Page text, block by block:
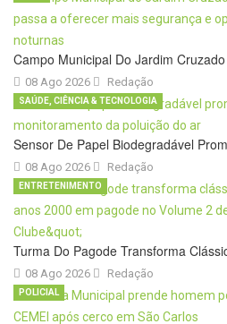
Campo Municipal Do Jardim
08 Ago 2026 Redação
Sensor De Papel Biodegradável
08 Ago 2026
SAÚDE, CIÊNCIA & TECNOLOGIA
Redação
Turma Do Pagode Transforma
08 Ago 2026
ENTRETENIMENTO
Redação
POLICIAL